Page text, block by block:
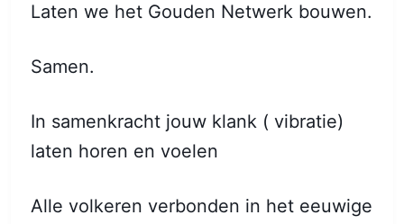
Laten we het Gouden Netwerk bouwen.
Samen.
In samenkracht jouw klank ( vibratie)
laten horen en voelen
Alle volkeren verbonden in het eeuwige